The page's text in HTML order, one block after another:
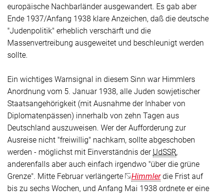
europäische Nachbarländer ausgewandert. Es gab aber
Ende 1937/Anfang 1938 klare Anzeichen, daß die deutsche
"Judenpolitik" erheblich verschärft und die
Massenvertreibung ausgeweitet und beschleunigt werden
sollte.
Ein wichtiges Warnsignal in diesem Sinn war Himmlers
Anordnung vom 5. Januar 1938, alle Juden sowjetischer
Staatsangehörigkeit (mit Ausnahme der Inhaber von
Diplomatenpässen) innerhalb von zehn Tagen aus
Deutschland auszuweisen. Wer der Aufforderung zur
Ausreise nicht "freiwillig" nachkam, sollte abgeschoben
werden - möglichst mit Einverständnis derUdSSR,
anderenfalls aber auch einfach irgendwo "über die grüne
Grenze". Mitte Februar verlängerte
Himmlerdie Frist auf
bis zu sechs Wochen, und Anfang Mai 1938 ordnete er eine